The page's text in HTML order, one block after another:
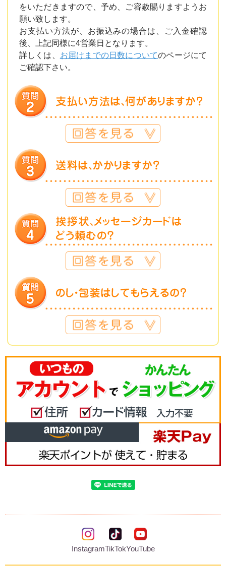
をいただきますので、予め、ご容赦賜りますようお
願い致します。
お支払い方法が、お振込みの場合は、ご入金確認
後、上記同様に4営業日となります。
詳しくは、 お届けまでの日数についてのページにて
ご確認下さい。
InstagramTikTokYouTube